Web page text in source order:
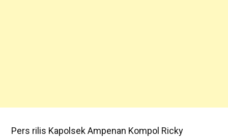
Pers rilis Kapolsek Ampenan Kompol Ricky